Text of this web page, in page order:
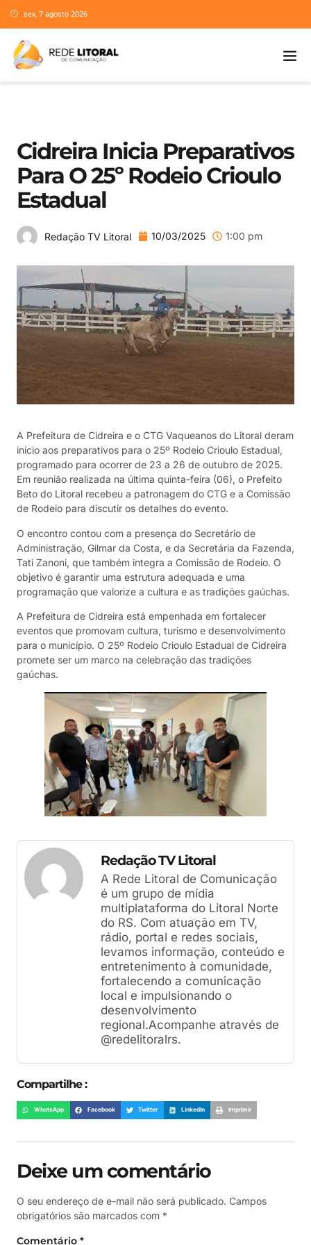
sex, 7 agosto 2026
Cidreira Inicia Preparativos
Para O 25º Rodeio Crioulo
Estadual
Redação TV Litoral 10/03/2025 1:00 pm
A Prefeitura de Cidreira e o CTG Vaqueanos do Litoral deram
início aos preparativos para o 25º Rodeio Crioulo Estadual,
programado para ocorrer de 23 a 26 de outubro de 2025.
Em reunião realizada na última quinta-feira (06), o Prefeito
Beto do Litoral recebeu a patronagem do CTG e a Comissão
de Rodeio para discutir os detalhes do evento.
O encontro contou com a presença do Secretário de
Administração, Gilmar da Costa, e da Secretária da Fazenda,
Tati Zanoni, que também integra a Comissão de Rodeio. O
objetivo é garantir uma estrutura adequada e uma
programação que valorize a cultura e as tradições gaúchas.
A Prefeitura de Cidreira está empenhada em fortalecer
eventos que promovam cultura, turismo e desenvolvimento
para o município. O 25º Rodeio Crioulo Estadual de Cidreira
promete ser um marco na celebração das tradições
gaúchas.
Redação TV Litoral
A Rede Litoral de Comunicação
é um grupo de mídia
multiplataforma do Litoral Norte
do RS. Com atuação em TV,
rádio, portal e redes sociais,
levamos informação, conteúdo e
entretenimento à comunidade,
fortalecendo a comunicação
local e impulsionando o
desenvolvimento
regional.Acompanhe através de
@redelitoralrs.
Compartilhe :
WhatsApp Facebook Twitter LinkedIn Imprimir
Deixe um comentário
O seu endereço de e-mail não será publicado. Campos
obrigatórios são marcados com *
Comentário *